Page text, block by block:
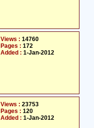
Views : 14760
Pages : 172
Added : 1-Jan-2012
Views : 23753
Pages : 120
Added : 1-Jan-2012